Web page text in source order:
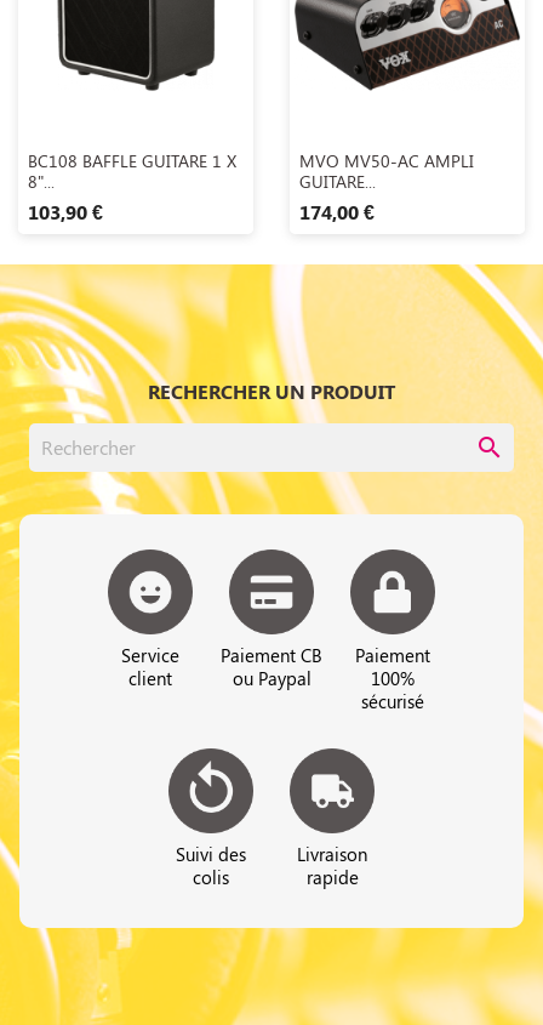
Aperçu rapide
BC108 BAFFLE GUITARE 1 X
8"...
103,90 €
Aperçu rapide
MVO MV50-AC AMPLI
GUITARE...
174,00 €
RECHERCHER UN PRODUIT
search
Service
client
Paiement CB
ou Paypal
Paiement
100%
sécurisé
Suivi des
colis
Livraison
rapide